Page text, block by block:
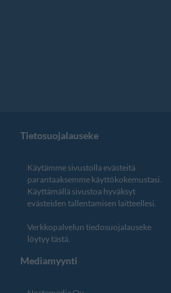
Tietosuojalauseke
Käytämme sivustolla evästeitä
parantaaksemme käyttökokemustasi.
Käyttämällä sivustoa hyväksyt
evästeiden tallentamisen laitteellesi.
Verkkopalvelun tiedosuojalauseke
löytyy tästä.
Mediamyynti